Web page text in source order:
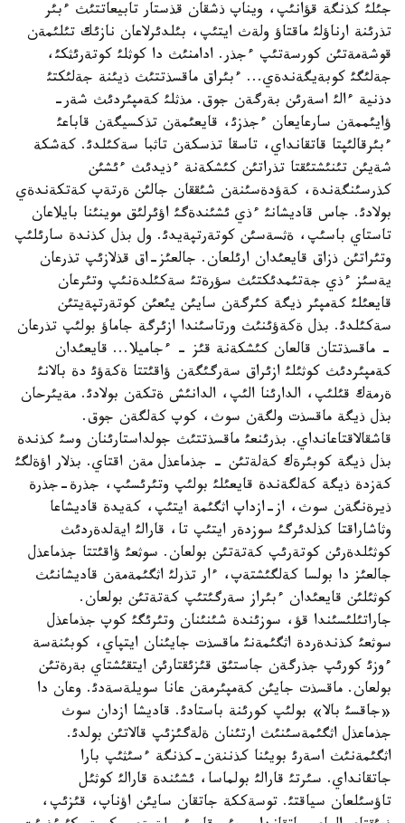
جئلئ كذنگة قؤانئپ، ويناپ ذشقان قذستار تابيعاتتئث ءبئر
تذرئنة ارناؤلئ ماقتاؤ ولةث ايتئپ، بئلدئرلاعان نازئك تئلئمةن
قوشةمةتئن كورسةتئپ ءجذر. ادامنئث دا كوثلئ كوتةرئثكئ،
جةلئگئ كوبةيگةندةي... ءبئراق ماقسذتتئث ذيئنة جةلئكتئ
دذنية ءالئ اسةرئن بةرگةن جوق. مذثلئ كةمپئردئث شةر-
ؤايئممةن سارعايعان ءجذزئ، قايعئمةن تذكسيگةن قاباعئ
ءبئرقالئپتا قاتقانداي، تاسقا تذسكةن تاثبا سةكئلدئ. كةشكة
شةيئن تئنئشتئقتا تذراتئن كئشكةنة ءذيدئث ءئشئن
كذرسئنگةندة، كةؤدةسئنةن شئققان جالئن ةرتةپ كةتكةندةي
بولادئ. جاس قاديشانئ ءذي ئشئندةگئ اؤئرلئق موينئنا بايلاعان
تاستاي باسئپ، ةثسةسئن كوتةرتپةيدئ. ول بذل كذندة سارئلئپ
وتئراتئن ذزاق قايعئدان ارئلعان. جالعئز-اق قذلازئپ تذرعان
يةسئز ءذي جةتئمدئكتئث سؤرةتئ سةكئلدةنئپ وتئرعان
قايعئلئ كةمپئر ذيگة كئرگةن سايئن يئعئن كوتةرتپةيتئن
سةكئلدئ. بذل ةكةؤئنئث ورتاسئندا ازئرگة جاماؤ بولئپ تذرعان
- ماقسذتتان قالعان كئشكةنة قئز - ءجاميلا... قايعئدان
كةمپئردئث كوثئلئ ازئراق سةرگئگةن ؤاقئتتا ةكةؤئ دة بالانئ
ةرمةك قئلئپ، الدارئنا الئپ، الدانئش ةتكةن بولادئ. مةيئرحان
بذل ذيگة ماقسذت ولگةن سوث، كوپ كةلگةن جوق.
قاشقالاقتاعانداي. بذرئنعئ ماقسذتتئث جولداستارئنان وسئ كذندة
بذل ذيگة كوبئرةك كةلةتئن - جذماعذل مةن اقتاي. بذلار اؤةلگئ
كةزدة ذيگة كةلگةندة قايعئلئ بولئپ وتئرئسئپ، جذرة-جذرة
ذيرةنگةن سوث، از-ازداپ اثگئمة ايتئپ، كةيدة قاديشاعا
وثاشاراقتا كذلدئرگئ سوزدةر ايتئپ تا، قارالئ ايةلدةردئث
كوثئلدةرئن كوتةرئپ كةتةتئن بولعان. سوثعئ ؤاقئتتا جذماعذل
جالعئز دا بولسا كةلگئشتةپ، ءار تذرلئ اثگئمةمةن قاديشانئث
كوثئلئن قايعئدان ءبئراز سةرگئتئپ كةتةتئن بولعان.
جاراتئلئسئندا قؤ، سوزئندة شئنئنان وتئرئگئ كوپ جذماعذل
سوثعئ كذندةردة اثگئمةنئ ماقسذت جايئنان ايتپاي، كوبئنةسة
ءوزئ كورئپ جذرگةن جاستئق قئزئقتارئن ايتقئشتاي بةرةتئن
بولعان. ماقسذت جايئن كةمپئرمةن عانا سويلةسةدئ. وعان دا
«جاقسئ بالا» بولئپ كورئنة باستادئ. قاديشا ازدان سوث
جذماعذل اثگئمةسئنئث ارتئنان ةلةگئزئپ قالاتئن بولدئ.
اثگئمةنئث اسةرئ بويئنا كذننةن-كذنگة ءسئثئپ بارا
جاتقانداي. سئرتئ قارالئ بولماسا، ئشئندة قارالئ كوثئل
تاؤسئلعان سياقتئ. توسةككة جاتقان سايئن اؤناپ، قئزئپ،